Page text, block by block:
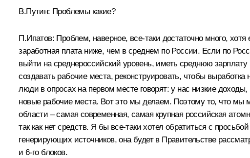
В.Путин: Проблемы какие?
П.Ипатов: Проблем, наверное, все‑таки достаточно много,
заработная плата ниже, чем в среднем по России. Если по
выйти на среднероссийский уровень, иметь среднюю
создавать рабочие места, реконструировать, чтобы
люди в опросах на первом месте говорят: у нас низкие
новые рабочие места. Вот это мы делаем. Поэтому то, что мы
области – самая современная, самая крупная российская
так как нет средств. Я бы все‑таки хотел обратиться с
генерирующих источников, она будет в Правительстве
и 6-го блоков.